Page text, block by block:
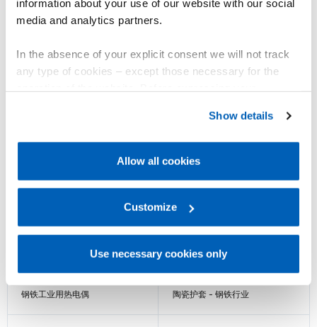
information about your use of our website with our social
media and analytics partners.
In the absence of your explicit consent we will not track
any type of cookies – except those necessary for the
Gefran - Cookie
policy.
regarding processing of personal data, at the following
Gefran - Privacy Policy.
Show details
Allow all cookies
Customize
Use necessary cookies only
TC6M TC7M
TC8
钢铁工业用热电偶
TC9
陶瓷护套 - 钢铁行业